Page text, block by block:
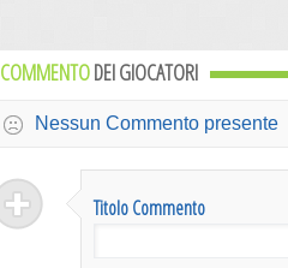
COMMENTODEI GIOCATORI
Nessun Commento presente
Titolo Commento